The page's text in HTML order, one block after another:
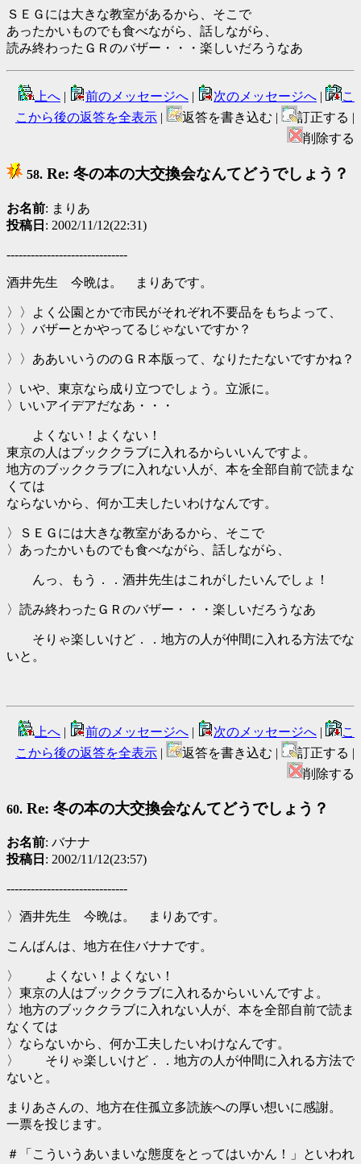
ＳＥＧには大きな教室があるから、そこで
あったかいものでも食べながら、話しながら、
読み終わったＧＲのバザー・・・楽しいだろうなあ
上へ | 前のメッセージへ | 次のメッセージへ |
こ
こから後の返答を全表示 | 返答を書き込む |
訂正する |
削除する
58. Re: 冬の本の大交換会なんてどうでしょう？
お名前: まりあ
投稿日 : 2002/11/12(22:31)
------------------------------
酒井先生 今晩は。 まりあです。
〉〉よく公園とかで市民がそれぞれ不要品をもちよって、
〉〉バザーとかやってるじゃないですか？
〉〉ああいいうののＧＲ本版って、なりたたないですかね？
〉いや、東京なら成り立つでしょう。立派に。
〉いいアイデアだなあ・・・
よくない！よくない！
東京の人はブッククラブに入れるからいいんですよ。
地方のブッククラブに入れない人が、本を全部自前で読まな
くては
ならないから、何か工夫したいわけなんです。
〉ＳＥＧには大きな教室があるから、そこで
〉あったかいものでも食べながら、話しながら、
んっ、もう．．酒井先生はこれがしたいんでしょ！
〉読み終わったＧＲのバザー・・・楽しいだろうなあ
そりゃ楽しいけど．．地方の人が仲間に入れる方法でな
いと。
上へ | 前のメッセージへ | 次のメッセージへ |
こ
こから後の返答を全表示 | 返答を書き込む |
訂正する |
削除する
60. Re: 冬の本の大交換会なんてどうでしょう？
お名前: バナナ
投稿日 : 2002/11/12(23:57)
------------------------------
〉酒井先生 今晩は。 まりあです。
こんばんは、地方在住バナナです。
〉 よくない！よくない！
〉東京の人はブッククラブに入れるからいいんですよ。
〉地方のブッククラブに入れない人が、本を全部自前で読ま
なくては
〉ならないから、何か工夫したいわけなんです。
〉 そりゃ楽しいけど．．地方の人が仲間に入れる方法で
ないと。
まりあさんの、地方在住孤立多読族への厚い想いに感謝。
一票を投じます。
＃「こういうあいまいな態度をとってはいかん！」といわれ